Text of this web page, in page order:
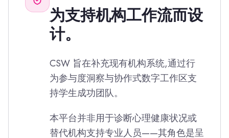
为支持机构工作流而设
计。
CSW 旨在补充现有机构系统,通过行
为参与度洞察与协作式数字工作区支
持学生成功团队。
本平台并非用于诊断心理健康状况或
替代机构支持专业人员——其角色是呈